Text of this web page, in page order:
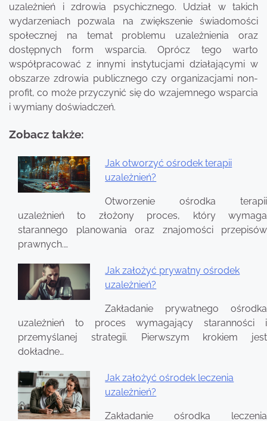
uzależnień i zdrowia psychicznego. Udział w takich
wydarzeniach pozwala na zwiększenie świadomości
społecznej na temat problemu uzależnienia oraz
dostępnych form wsparcia. Oprócz tego warto
współpracować z innymi instytucjami działającymi w
obszarze zdrowia publicznego czy organizacjami non-
profit, co może przyczynić się do wzajemnego wsparcia
i wymiany doświadczeń.
Zobacz także:
Jak otworzyć ośrodek terapii
uzależnień?
Otworzenie ośrodka terapii
uzależnień to złożony proces, który wymaga
starannego planowania oraz znajomości przepisów
prawnych.…
Jak założyć prywatny ośrodek
uzależnień?
Zakładanie prywatnego ośrodka
uzależnień to proces wymagający staranności i
przemyślanej strategii. Pierwszym krokiem jest
dokładne…
Jak założyć ośrodek leczenia
uzależnień?
Zakładanie ośrodka leczenia
Nawigacja